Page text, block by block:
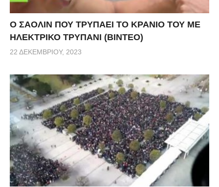
Ο ΣΑΟΛΙΝ ΠΟΥ ΤΡΥΠΑΕΙ ΤΟ ΚΡΑΝΙΟ ΤΟΥ ΜΕ
ΗΛΕΚΤΡΙΚΟ ΤΡΥΠΑΝΙ (ΒΙΝΤΕΟ)
22 ΔΕΚΕΜΒΡΊΟΥ, 2023